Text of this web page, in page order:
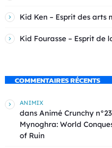
Kid Ken – Esprit des arts
Kid Fourasse – Esprit de
COMMENTAIRES RÉCENTS
ANIMIX
dans Animé Crunchy
Mynoghra: World
of Ruin